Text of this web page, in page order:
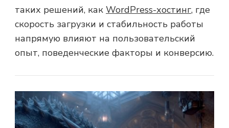
таких решений, как WordPress-хостинг, где
скорость загрузки и стабильность работы
напрямую влияют на пользовательский
опыт, поведенческие факторы и конверсию.